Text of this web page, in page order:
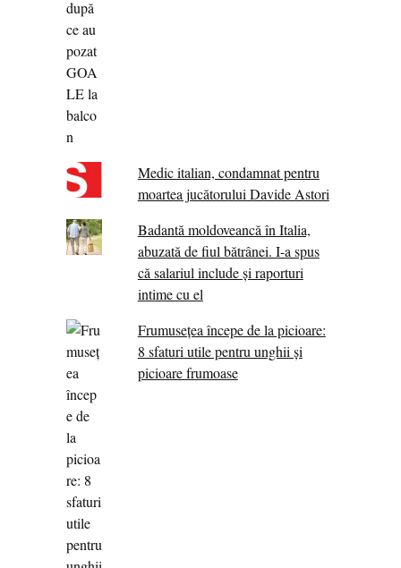
Medic italian, condamnat pentru
moartea jucătorului Davide Astori
Badantă moldoveancă în Italia,
abuzată de fiul bătrânei. I-a spus
că salariul include și raporturi
intime cu el
Frumusețea începe de la picioare:
8 sfaturi utile pentru unghii și
picioare frumoase